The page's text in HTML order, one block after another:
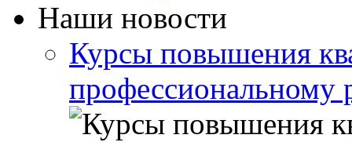
Наши новости
Курсы повышения
профессиональному